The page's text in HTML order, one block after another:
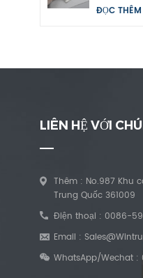
ĐỌC THÊM
LIÊN HỆ VỚI
Thêm : No.987 Khu
Trung Quốc 361009
Điện thoại : 0086-
Email :
WhatsApp/Wechat :